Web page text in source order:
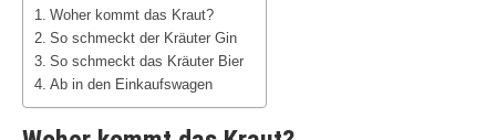
Woher kommt das Kraut?
So schmeckt der Kräuter Gin
So schmeckt das Kräuter Bier
Ab in den Einkaufswagen